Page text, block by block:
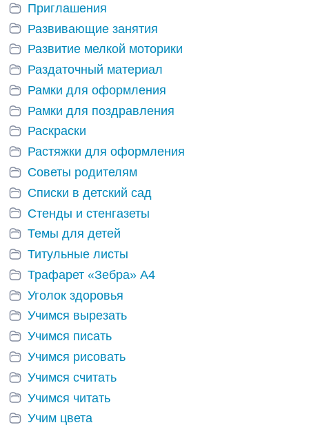
Приглашения
Развивающие занятия
Развитие мелкой моторики
Раздаточный материал
Рамки для оформления
Рамки для поздравления
Раскраски
Растяжки для оформления
Советы родителям
Списки в детский сад
Стенды и стенгазеты
Темы для детей
Титульные листы
Трафарет «Зебра» А4
Уголок здоровья
Учимся вырезать
Учимся писать
Учимся рисовать
Учимся считать
Учимся читать
Учим цвета